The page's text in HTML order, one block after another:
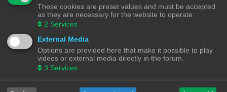
Ga naar
Forumoverzicht
© Copyright
! - 3dprintforum.eu
Alle Rechten Voorbehouden
These cookies are preset values and must be accepted
as they are necessary for the website to operate.
2 Services
External Media
Options are provided here that make it possible to play
videos or external media directly in the forum.
3 Services